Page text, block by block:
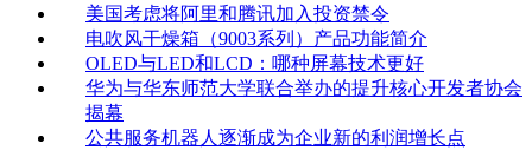
美国考虑将阿里和腾讯加入投资禁令
电吹风干燥箱（9003系列）产品功能简介
OLED与LED和LCD：哪种屏幕技术更好
华为与华东师范大学联合举办的提升核心开发者协会
揭幕
公共服务机器人逐渐成为企业新的利润增长点